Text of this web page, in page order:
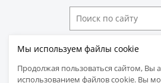
Принимаем к оплате
Мы используем файлы cookie
Продолжая пользоваться сайтом, Вы
использованием файлов cookie. Вы